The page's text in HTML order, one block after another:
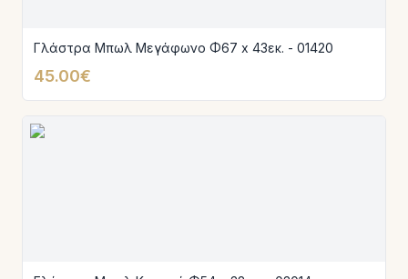
Γλάστρα Μπωλ Μεγάφωνο Φ67 x 43εκ. - 01420
45.00€